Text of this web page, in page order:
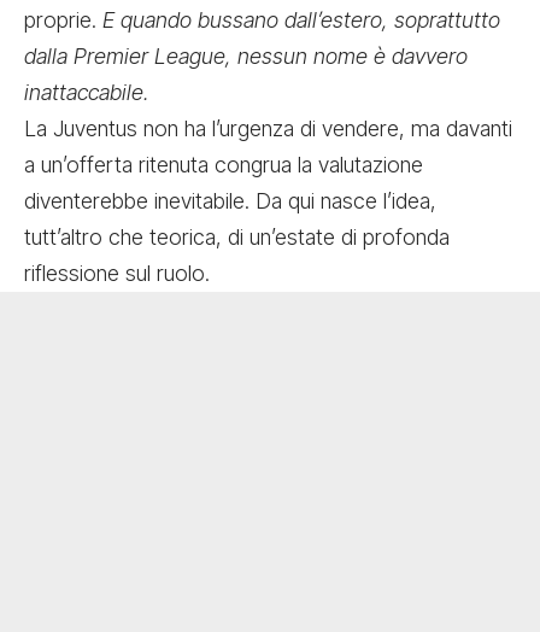
proprie. E quando bussano dall’estero, soprattutto
dalla Premier League, nessun nome è davvero
inattaccabile.
La Juventus non ha l’urgenza di vendere, ma davanti
a un’offerta ritenuta congrua la valutazione
diventerebbe inevitabile. Da qui nasce l’idea,
tutt’altro che teorica, di un’estate di profonda
riflessione sul ruolo.